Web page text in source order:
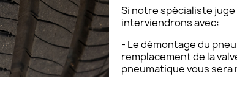
Si notre spécialiste
interviendrons avec:
- Le démontage du
remplacement de la
pneumatique vous